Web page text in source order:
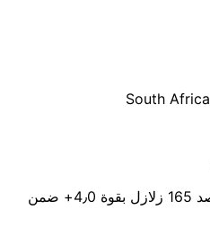
South Africa
Soweto، South Africa: تم رصد 165 زلازل بقوة 4٫0+ ضمن